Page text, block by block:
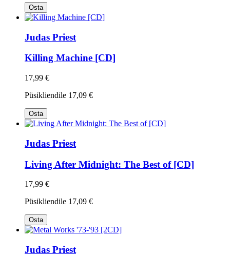
Osta
Judas Priest
Killing Machine [CD]
17,99 €
Püsikliendile 17,09 €
Osta
Judas Priest
Living After Midnight: The Best of [CD]
17,99 €
Püsikliendile 17,09 €
Osta
Judas Priest